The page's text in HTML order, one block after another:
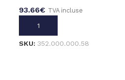
93.66€ TVA incluse
AJOUTER AU PANIER
SKU: 352.000.000.58